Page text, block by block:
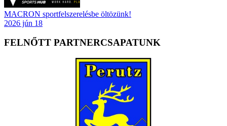
MACRON sportfelszerelésbe öltözünk!
2026 jún 18
FELNŐTT PARTNERCSAPATUNK